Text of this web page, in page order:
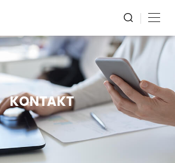
KONTAKT